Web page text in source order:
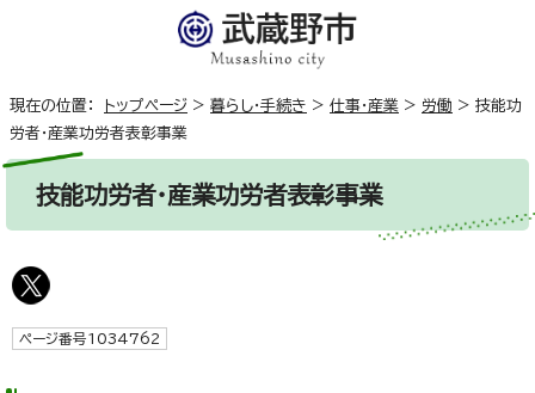
現在の位置： トップページ > 暮らし・手続き > 仕事・産業 > 労働 > 技能功
労者・産業功労者表彰事業
技能功労者・産業功労者表彰事業
ページ番号1034762